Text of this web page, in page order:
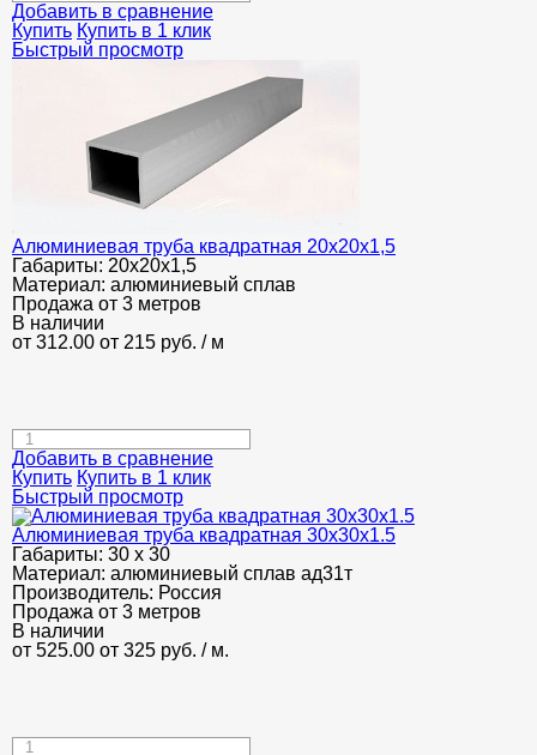
Добавить в сравнение
Купить Купить в 1 клик
Быстрый просмотр
Алюминиевая труба квадратная 20х20х1,5
Габариты: 20х20х1,5
Материал: алюминиевый сплав
Продажа от 3 метров
В наличии
от 312.00 от 215 руб. / м
Добавить в сравнение
Купить Купить в 1 клик
Быстрый просмотр
Алюминиевая труба квадратная 30х30х1.5
Габариты: 30 х 30
Материал: алюминиевый сплав ад31т
Производитель: Россия
Продажа от 3 метров
В наличии
от 525.00 от 325 руб. / м.